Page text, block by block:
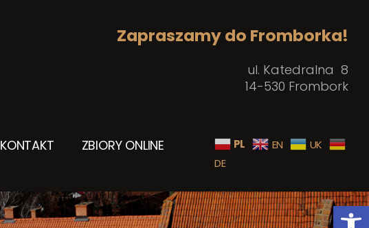
Open toolbar
Zapraszamy do Fromborka!
ul. Katedralna 8
14-530 Frombork
KONTAKT ZBIORY ONLINE PL EN
UK
DE